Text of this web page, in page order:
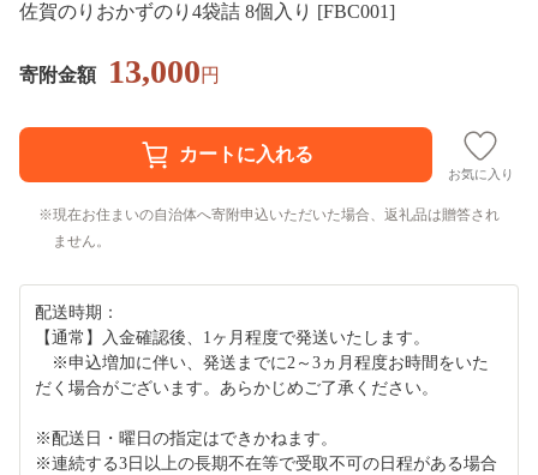
佐賀のりおかずのり4袋詰 8個入り [FBC001]
寄附金額 13,000円
お気に入り
現在お住まいの自治体へ寄附申込いただいた場合、返礼品は贈答され
ません。
配送時期：
【通常】入金確認後、1ヶ月程度で発送いたします。
※申込増加に伴い、発送までに2～3ヵ月程度お時間をいた
だく場合がございます。あらかじめご了承ください。
※配送日・曜日の指定はできかねます。
※連続する3日以上の長期不在等で受取不可の日程がある場合